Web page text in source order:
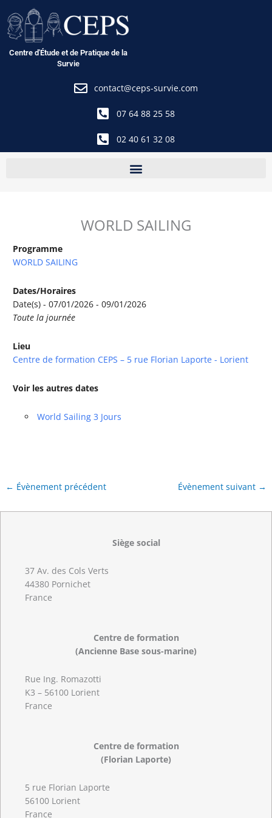
au
contenu
Centre d'Étude et de Pratique de la
Survie
contact@ceps-survie.com
07 64 88 25 58
02 40 61 32 08
WORLD SAILING
Programme
WORLD SAILING
Dates/Horaires
Date(s) - 07/01/2026 - 09/01/2026
Toute la journée
Lieu
Centre de formation CEPS – 5 rue Florian Laporte - Lorient
Voir les autres dates
World Sailing 3 Jours
← Évènement précédent Évènement suivant →
Siège social
37 Av. des Cols Verts
44380 Pornichet
France
Centre de formation
(Ancienne Base sous-marine)
Rue Ing. Romazotti
K3 – 56100 Lorient
France
Centre de formation
(Florian Laporte)
5 rue Florian Laporte
56100 Lorient
France